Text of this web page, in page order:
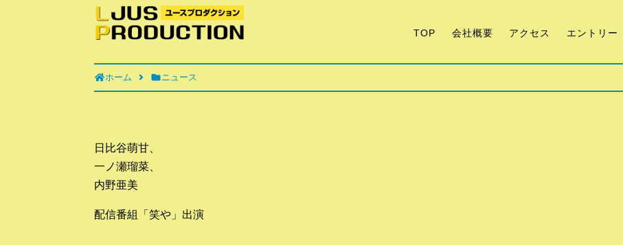
TOP 会社概要 アクセス エントリー
ホーム ニュース
日比谷萌甘、
一ノ瀬瑠菜、
内野亜美
配信番組「笑や」出演